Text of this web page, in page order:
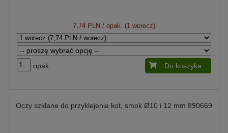
7,74 PLN / opak. (1 worecz)
opak. Do koszyka
Oczy szklane do przyklejenia kot, smok Ø10 i 12 mm 890669